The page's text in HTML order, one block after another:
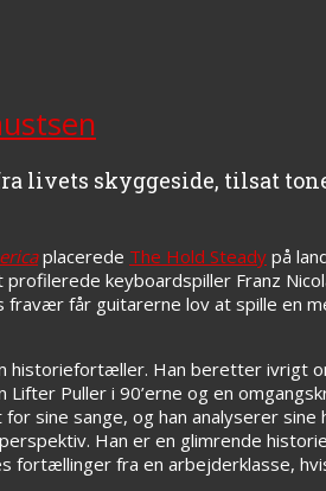
livets skyggeside, tilsat
placerede The Hold Steady på
keyboardspiller Franz
fravær får guitarerne lov at spille en
historiefortæller. Han beretter ivrigt
Puller i 90’erne og en
sine sange, og han analyserer sine
Han er en glimrende
fortællinger fra en arbejderklasse,